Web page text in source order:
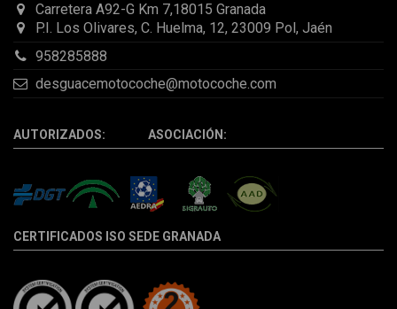
Carretera A92-G Km 7,18015 Granada
P.I. Los Olivares, C. Huelma, 12, 23009 Pol, Jaén
958285888
desguacemotocoche@motocoche.com
AUTORIZADOS: ASOCIACIÓN:
CERTIFICADOS ISO SEDE GRANADA